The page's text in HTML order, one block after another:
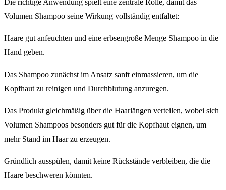
Die richtige Anwendung spielt eine zentrale Rolle, damit das
Volumen Shampoo seine Wirkung vollständig entfaltet:
Haare gut anfeuchten und eine erbsengroße Menge Shampoo in die
Hand geben.
Das Shampoo zunächst im Ansatz sanft einmassieren, um die
Kopfhaut zu reinigen und Durchblutung anzuregen.
Das Produkt gleichmäßig über die Haarlängen verteilen, wobei sich
Volumen Shampoos besonders gut für die Kopfhaut eignen, um
mehr Stand im Haar zu erzeugen.
Gründlich ausspülen, damit keine Rückstände verbleiben, die die
Haare beschweren könnten.